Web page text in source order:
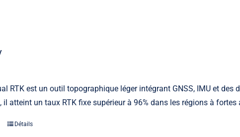
RTK est un outil topographique léger intégrant GNSS, IMU et des
il atteint un taux RTK fixe supérieur à 96% dans les régions à fortes
Détails